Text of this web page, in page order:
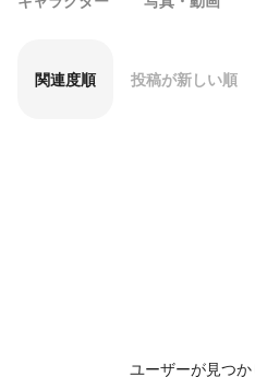
関連度順 投稿が新しい順
ユーザーが見つ